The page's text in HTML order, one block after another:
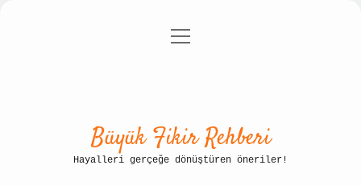
Gizlilik Politikası
menüyü
Büyük Fikir Rehberi
Hayalleri gerçeğe dönüştüren öneriler!